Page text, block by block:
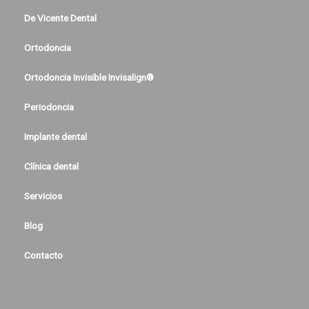
De Vicente Dental
Ortodoncia
Ortodoncia Invisible Invisalign®
Periodoncia
Implante dental
Clínica dental
Servicios
Blog
Contacto